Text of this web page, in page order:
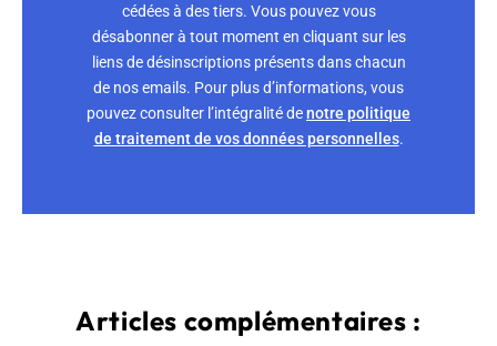
cédées à des tiers. Vous pouvez vous
désabonner à tout moment en cliquant sur les
liens de désinscriptions présents dans chacun
de nos emails. Pour plus d’informations, vous
pouvez consulter l’intégralité denotre politique
de traitement de vos données personnelles.
Articles complémentaires :